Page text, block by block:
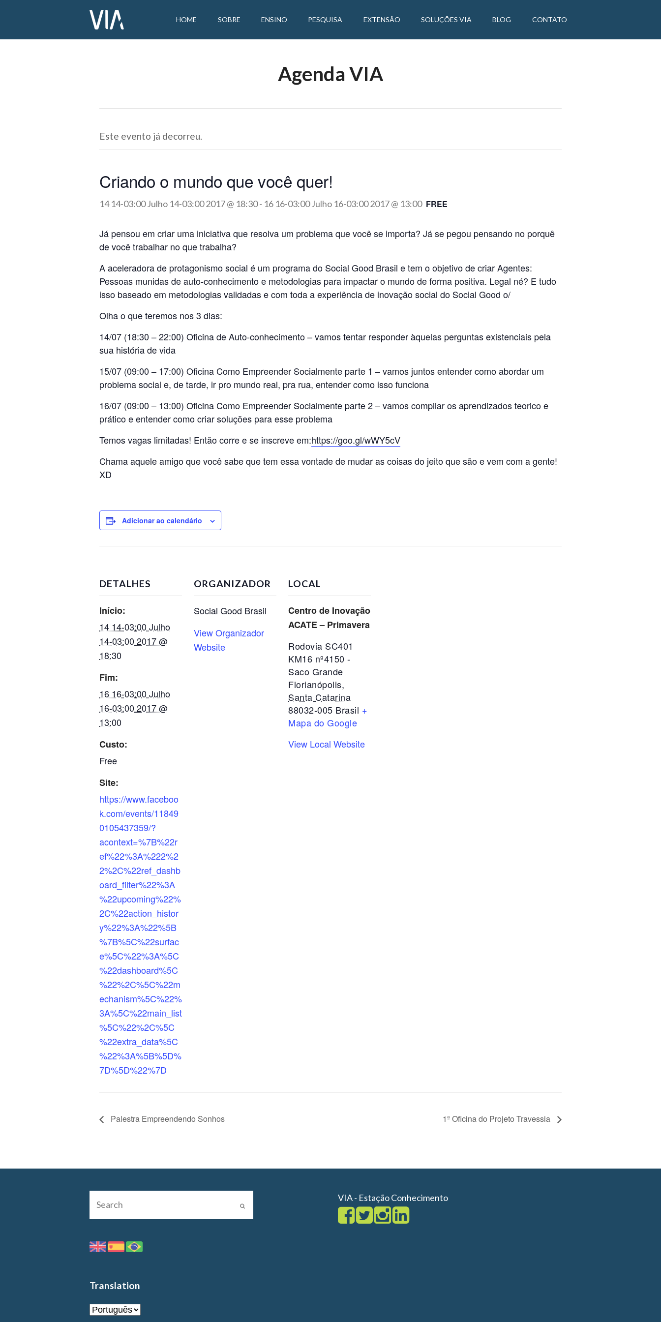
HOME SOBRE ENSINO PESQUISA EXTENSÃO SOLUÇÕES VIA BLOG CONTATO
Agenda VIA
Este evento já decorreu.
Criando o mundo que você quer!
14 14-03:00 Julho 14-03:00 2017 @ 18:30- 16 16-03:00 Julho 16-03:00 2017 @ 13:00 FREE
Já pensou em criar uma iniciativa que resolva um problema que você se importa? Já se pegou pensando no porquê
de você trabalhar no que trabalha?
A aceleradora de protagonismo social é um programa do Social Good Brasil e tem o objetivo de criar Agentes:
Pessoas munidas de auto-conhecimento e metodologias para impactar o mundo de forma positiva. Legal né? E tudo
isso baseado em metodologias validadas e com toda a experiência de inovação social do Social Good o/
Olha o que teremos nos 3 dias:
14/07 (18:30 – 22:00) Oficina de Auto-conhecimento – vamos tentar responder àquelas perguntas existenciais pela
sua história de vida
15/07 (09:00 – 17:00) Oficina Como Empreender Socialmente parte 1 – vamos juntos entender como abordar um
problema social e, de tarde, ir pro mundo real, pra rua, entender como isso funciona
16/07 (09:00 – 13:00) Oficina Como Empreender Socialmente parte 2 – vamos compilar os aprendizados teorico e
prático e entender como criar soluções para esse problema
Temos vagas limitadas! Então corre e se inscreve em:https://goo.gl/wWY5cV
Chama aquele amigo que você sabe que tem essa vontade de mudar as coisas do jeito que são e vem com a gente!
XD
Adicionar ao calendário
DETALHES
Início:
14 14-03:00 Julho
14-03:00 2017 @
18:30
Fim:
16 16-03:00 Julho
16-03:00 2017 @
13:00
Custo:
Free
Site:
https://www.faceboo
k.com/events/11849
0105437359/?
acontext=%7B%22r
ef%22%3A%222%2
2%2C%22ref_dashb
oard_filter%22%3A
%22upcoming%22%
2C%22action_histor
y%22%3A%22%5B
%7B%5C%22surfac
e%5C%22%3A%5C
%22dashboard%5C
%22%2C%5C%22m
echanism%5C%22%
3A%5C%22main_list
%5C%22%2C%5C
%22extra_data%5C
%22%3A%5B%5D%
7D%5D%22%7D
ORGANIZADOR
Social Good Brasil
View Organizador
Website
LOCAL
Centro de Inovação
ACATE – Primavera
Rodovia SC401
KM16 nº4150 -
Saco Grande
Florianópolis,
Santa Catarina
88032-005 Brasil +
Mapa do Google
View Local Website
Palestra Empreendendo Sonhos 1ª Oficina do Projeto Travessia
Translation
VIA - Estação Conhecimento